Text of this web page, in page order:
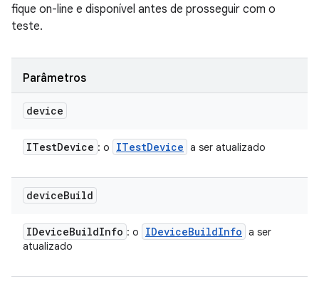
fique on-line e disponível antes de prosseguir com o
teste.
Parâmetros
device
ITestDevice : o ITestDevice a ser atualizado
deviceBuild
IDeviceBuildInfo : o IDeviceBuildInfo a ser
atualizado